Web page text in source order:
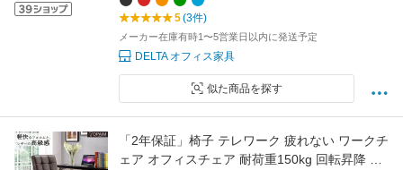
5(3件)
メーカー在庫有時1〜5営業日以内に発送予定
DELTA オフィス家具
似た商品を探す
「2年保証」椅子 テレワーク 疲れない ワークチ
ェア オフィスチェア 耐荷重150kg 回転昇降 肘